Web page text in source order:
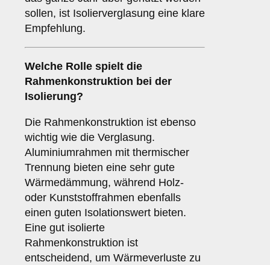
sollen, ist Isolierverglasung eine klare
Empfehlung.
Welche Rolle spielt die
Rahmenkonstruktion bei der
Isolierung?
Die Rahmenkonstruktion ist ebenso
wichtig wie die Verglasung.
Aluminiumrahmen mit thermischer
Trennung bieten eine sehr gute
Wärmedämmung, während Holz-
oder Kunststoffrahmen ebenfalls
einen guten Isolationswert bieten.
Eine gut isolierte
Rahmenkonstruktion ist
entscheidend, um Wärmeverluste zu